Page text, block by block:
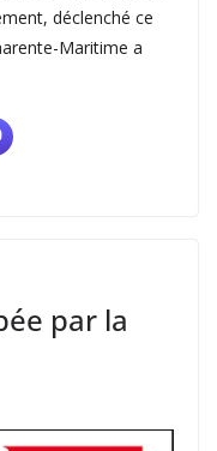
déclenché ce
Maritime a
par la